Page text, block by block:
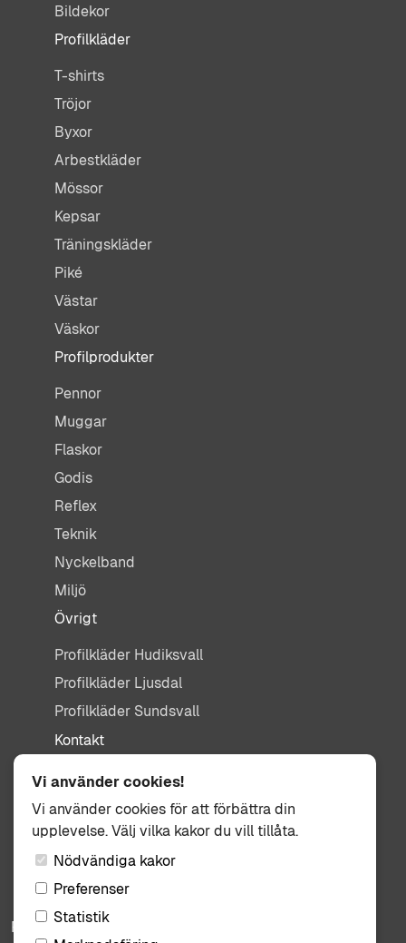
Bildekor
Profilkläder
T-shirts
Tröjor
Byxor
Arbestkläder
Mössor
Kepsar
Träningskläder
Piké
Västar
Väskor
Profilprodukter
Pennor
Muggar
Flaskor
Godis
Reflex
Teknik
Nyckelband
Miljö
Övrigt
Profilkläder Hudiksvall
Profilkläder Ljusdal
Profilkläder Sundsvall
Kontakt
info@tisdag.se
0650-155 95
Kullbäcksvägen 3
824 31 Hudiksvall
Följ oss:
Vi använder cookies!
Vi använder cookies för att förbättra din
upplevelse. Välj vilka kakor du vill tillåta.
Nödvändiga kakor
Preferenser
Statistik